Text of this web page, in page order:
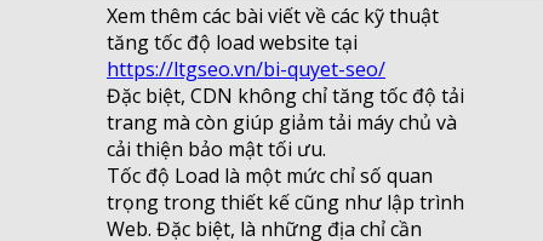
Xem thêm các bài viết về các kỹ thuật
tăng tốc độ load website tại
https://ltgseo.vn/bi-quyet-seo/
Đặc biệt, CDN không chỉ tăng tốc độ tải
trang mà còn giúp giảm tải máy chủ và
cải thiện bảo mật tối ưu.
Tốc độ Load là một mức chỉ số quan
trọng trong thiết kế cũng như lập trình
Web. Đặc biệt, là những địa chỉ cần